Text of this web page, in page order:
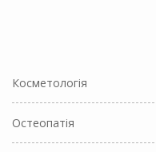
Косметологія
Остеопатія